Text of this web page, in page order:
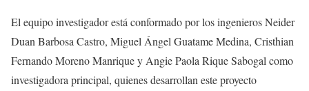
El equipo investigador está conformado por los ingenieros Neider
Duan Barbosa Castro, Miguel Ángel Guatame Medina, Cristhian
Fernando Moreno Manrique y Angie Paola Rique Sabogal como
investigadora principal, quienes desarrollan este proyecto